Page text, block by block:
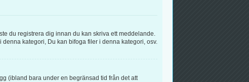
du registrera dig innan du kan skriva ett meddelande.
kategori, Du kan bifoga filer i denna kategori, osv.
(ibland bara under en begränsad tid från det att